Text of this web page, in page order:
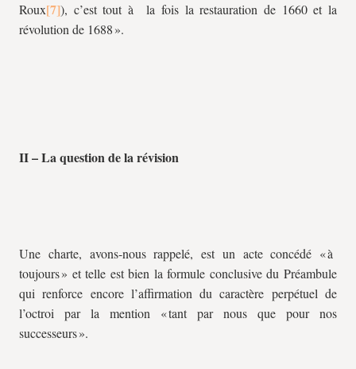
Roux
), c’est tout à la fois la restauration de 1660 et la
révolution de 1688 ».
II – La question de la révision
Une charte, avons-nous rappelé, est un acte concédé « à
toujours » et telle est bien la formule conclusive du Préambule
qui renforce encore l’affirmation du caractère perpétuel de
l’octroi par la mention « tant par nous que pour nos
successeurs ».